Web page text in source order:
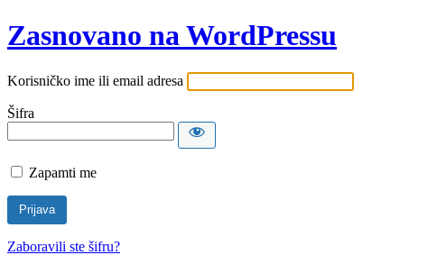
Zasnovano na WordPressu
Korisničko ime ili email adresa
Šifra
Zapamti me
Zaboravili ste šifru?